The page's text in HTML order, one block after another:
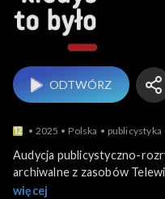
ODTWÓRZ
2025 Polska publicystyka
Audycja publicystyczno-
archiwalne z zasobów
wydarzenia, które miały
więcej